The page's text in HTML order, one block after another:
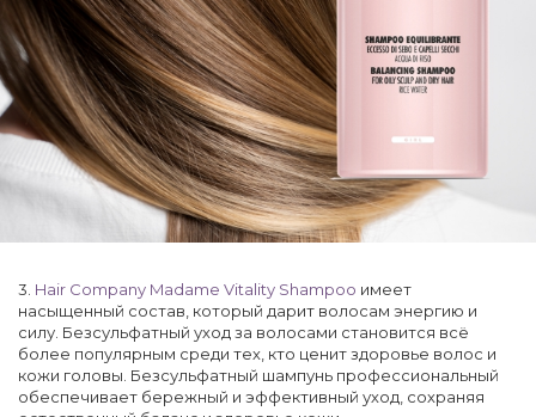
3. Hair Company Madame Vitality Shampoo имеет
насыщенный состав, который дарит волосам энергию и
силу. Безсульфатный уход за волосами становится всё
более популярным среди тех, кто ценит здоровье волос и
кожи головы. Безсульфатный шампунь профессиональный
обеспечивает бережный и эффективный уход, сохраняя